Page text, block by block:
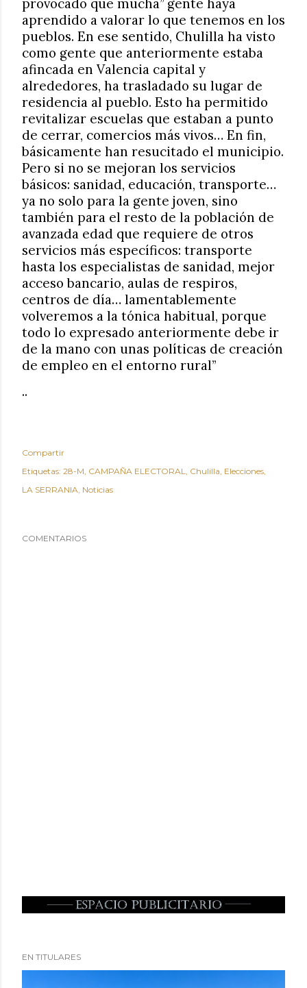
aprendido a valorar lo que tenemos en los
pueblos. En ese sentido, Chulilla ha visto
como gente que anteriormente estaba
afincada en Valencia capital y
alrededores, ha trasladado su lugar de
residencia al pueblo. Esto ha permitido
revitalizar escuelas que estaban a punto
de cerrar, comercios más vivos… En fin,
básicamente han resucitado el municipio.
Pero si no se mejoran los servicios
básicos: sanidad, educación, transporte…
ya no solo para la gente joven, sino
también para el resto de la población de
avanzada edad que requiere de otros
servicios más específicos: transporte
hasta los especialistas de sanidad, mejor
acceso bancario, aulas de respiros,
centros de día… lamentablemente
volveremos a la tónica habitual, porque
todo lo expresado anteriormente debe ir
de la mano con unas políticas de creación
de empleo en el entorno rural”
..
Compartir
Etiquetas: 28-M CAMPAÑA ELECTORAL Chulilla Elecciones
LA SERRANIA Noticias
COMENTARIOS
EN TITULARES